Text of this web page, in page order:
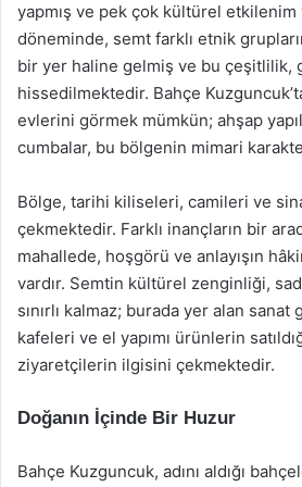
yapmış ve pek çok kültürel etkilenim
döneminde, semt farklı etnik
bir yer haline gelmiş ve bu çeşitlilik,
hissedilmektedir. Bahçe
evlerini görmek mümkün; ahşap
cumbalar, bu bölgenin mimari
Bölge, tarihi kiliseleri, camileri ve
çekmektedir. Farklı inançların bir
mahallede, hoşgörü ve anlayışın
vardır. Semtin kültürel zenginliği,
sınırlı kalmaz; burada yer alan
kafeleri ve el yapımı ürünlerin
ziyaretçilerin ilgisini çekmektedir.
Doğanın İçinde Bir Huzur
Bahçe Kuzguncuk, adını aldığı